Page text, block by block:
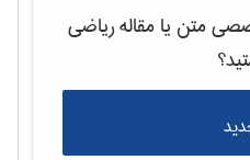
متن یا مقالهرياضی